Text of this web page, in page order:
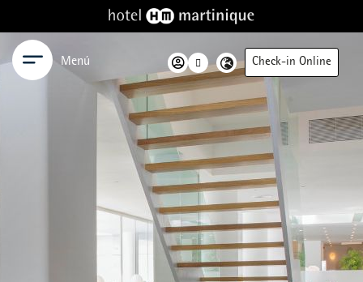
Menú Check-in Online